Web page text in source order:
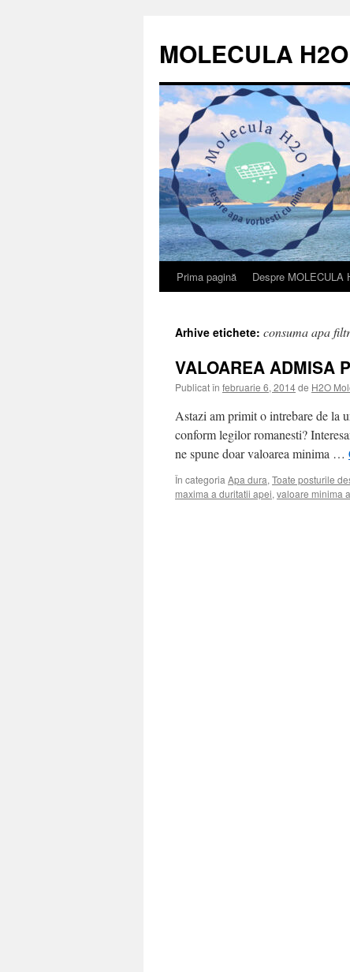
conținut
MOLECULA H2O
Prima pagină Despre MOLECULA
Arhive etichete: consuma apa
VALOAREA ADMISA
Publicat în februarie 6, 2014de H2O
Astazi am primit o intrebare de la
conform legilor romanesti?
ne spune doar valoarea minima …
În categoria Apa dura, Toate posturile
maxima a duritatii apei, valoare minima